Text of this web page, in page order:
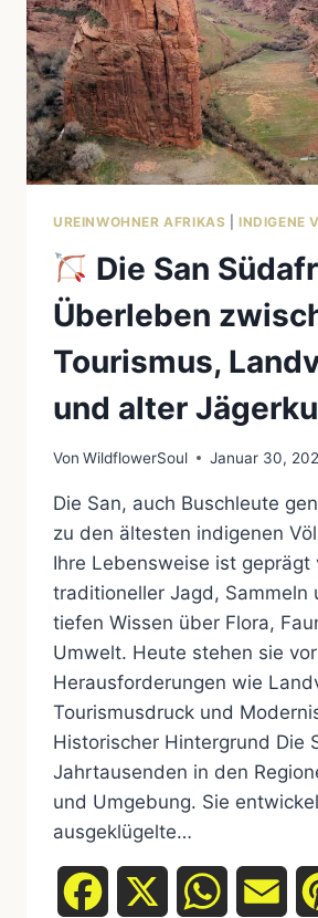
UREINWOHNER AFRIKAS |INDIGENE
Die San
Überleben
Tourismus,
und alter
Von WildflowerSoul Januar 30,
Die San, auch Buschleute
zu den ältesten indigenen
Ihre Lebensweise ist geprägt
traditioneller Jagd, Sammeln
tiefen Wissen über Flora,
Umwelt. Heute stehen sie vor
Herausforderungen wie
Tourismusdruck und
Historischer Hintergrund Die
Jahrtausenden in den
und Umgebung. Sie
ausgeklügelte…
Facebook WhatsApp